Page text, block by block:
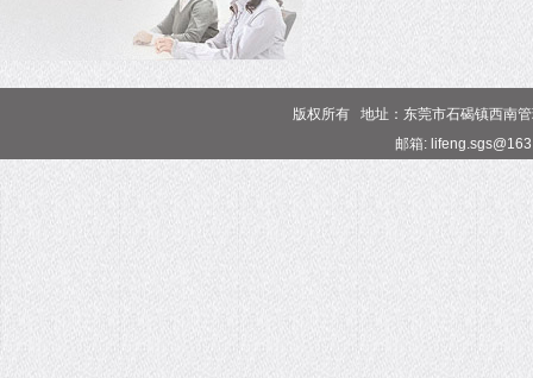
版权所有 地址：东莞市石碣镇西南
邮箱: